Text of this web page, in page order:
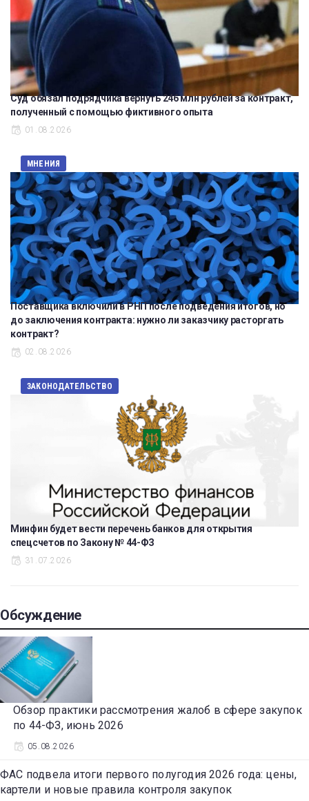
Суд обязал подрядчика вернуть 246 млн рублей за контракт,
полученный с помощью фиктивного опыта
01.08.2026
МНЕНИЯ
Поставщика включили в РНП после подведения итогов, но
до заключения контракта: нужно ли заказчику расторгать
контракт?
02.08.2026
ЗАКОНОДАТЕЛЬСТВО
Минфин будет вести перечень банков для открытия
спецсчетов по Закону № 44-ФЗ
31.07.2026
Обсуждение
Обзор практики рассмотрения жалоб в сфере закупок
по 44-ФЗ, июнь 2026
05.08.2026
ФАС подвела итоги первого полугодия 2026 года: цены,
картели и новые правила контроля закупок